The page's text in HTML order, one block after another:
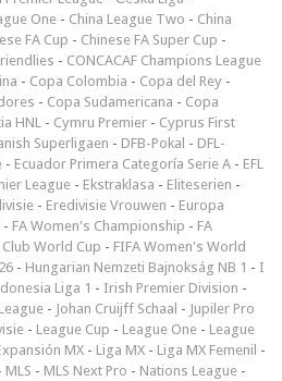
One - China League Two - China
FA Cup - Chinese FA Super Cup -
- CONCACAF Champions League
- Copa Colombia - Copa del Rey -
- Copa Sudamericana - Copa
HNL - Cymru Premier - Cyprus First
Superligaen - DFB-Pokal - DFL-
- Ecuador Primera Categoría Serie A - EFL
League - Ekstraklasa - Eliteserien -
- Eredivisie Vrouwen - Europa
- FA Women's Championship - FA
Club World Cup - FIFA Women's World
- Hungarian Nemzeti Bajnokság NB 1 - I
Liga 1 - Irish Premier Division -
- Johan Cruijff Schaal - Jupiler Pro
- League Cup - League One - League
MX - Liga MX - Liga MX Femenil -
MLS - MLS Next Pro - Nations League -